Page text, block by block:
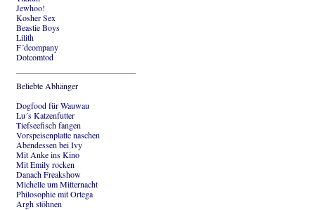
Jewhoo!
Kosher Sex
Beastie Boys
Lilith
F´dcompany
Dotcomtod
Beliebte Abhänger
Dogfood für Wauwau
Lu´s Katzenfutter
Tiefseefisch fangen
Vorspeisenplatte naschen
Abendessen bei Ivy
Mit Anke ins Kino
Mit Emily rocken
Danach Freakshow
Michelle um Mitternacht
Philosophie mit Ortega
Argh stöhnen